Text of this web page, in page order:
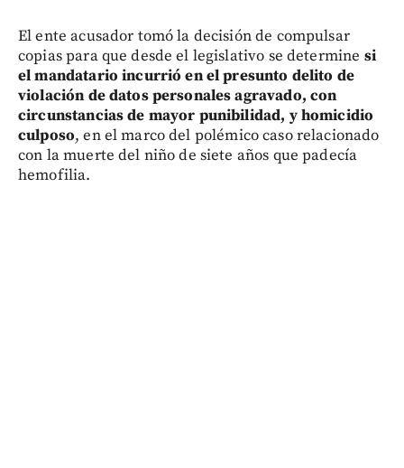
El ente acusador tomó la decisión de compulsar
copias para que desde el legislativo se determine si
el mandatario incurrió en el presunto delito de
violación de datos personales agravado, con
circunstancias de mayor punibilidad, y homicidio
culposo, en el marco del polémico caso relacionado
con la muerte del niño de siete años que padecía
hemofilia.